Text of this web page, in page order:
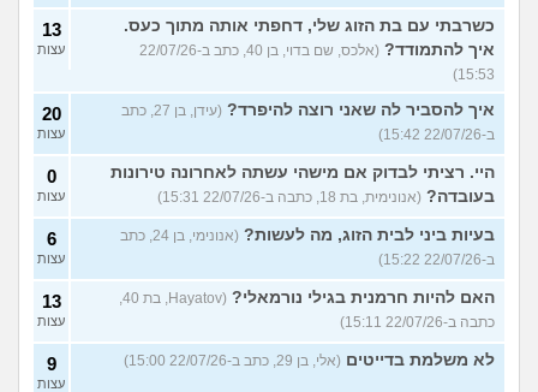
כשרבתי עם בת הזוג שלי, דחפתי אותה מתוך כעס.
איך להתמודד?
(אלכס, שם בדוי, בן 40, כתב ב-22/07/26
15:53)
13
עצות
איך להסביר לה שאני רוצה להיפרד?
(עידן, בן 27, כתב
ב-22/07/26 15:42)
20
עצות
היי. רציתי לבדוק אם מישהי עשתה לאחרונה טירונות
בעובדה? (אנונימית, בת 18, כתבה ב-22/07/26 15:31)
0
עצות
בעיות ביני לבית הזוג, מה לעשות?
(אנונימי, בן 24, כתב
ב-22/07/26 15:22)
6
עצות
האם להיות חרמנית בגילי נורמאלי?
כתבה ב-22/07/26 15:11)
13
עצות
לא משלמת בדייטים (אלי, בן 29, כתב ב-22/07/26 15:00) 9
עצות